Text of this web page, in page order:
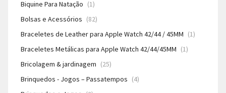
Biquine Para Natação (1)
Bolsas e Acessórios (82)
Braceletes de Leather para Apple Watch 42/44 / 45MM (1)
Braceletes Metálicas para Apple Watch 42/44/45MM (1)
Bricolagem & jardinagem (25)
Brinquedos - Jogos – Passatempos (4)